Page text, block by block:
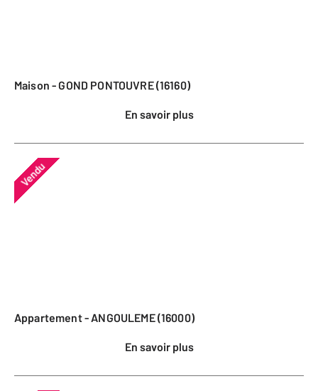
Maison - GOND PONTOUVRE (16160)
En savoir plus
Vendu
Appartement - ANGOULEME (16000)
En savoir plus